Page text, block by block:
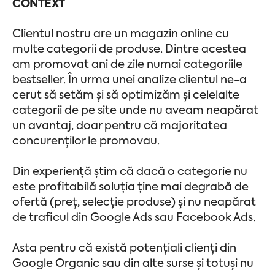
CONTEXT
Clientul nostru are un magazin online cu
multe categorii de produse. Dintre acestea
am promovat ani de zile numai categoriile
bestseller. În urma unei analize clientul ne-a
cerut să setăm și să optimizăm și celelalte
categorii de pe site unde nu aveam neapărat
un avantaj, doar pentru că majoritatea
concurenților le promovau.
Din experiență știm că dacă o categorie nu
este profitabilă soluția ține mai degrabă de
ofertă (preț, selecție produse) și nu neapărat
de traficul din Google Ads sau Facebook Ads.
Asta pentru că există potențiali clienți din
Google Organic sau din alte surse și totuși nu